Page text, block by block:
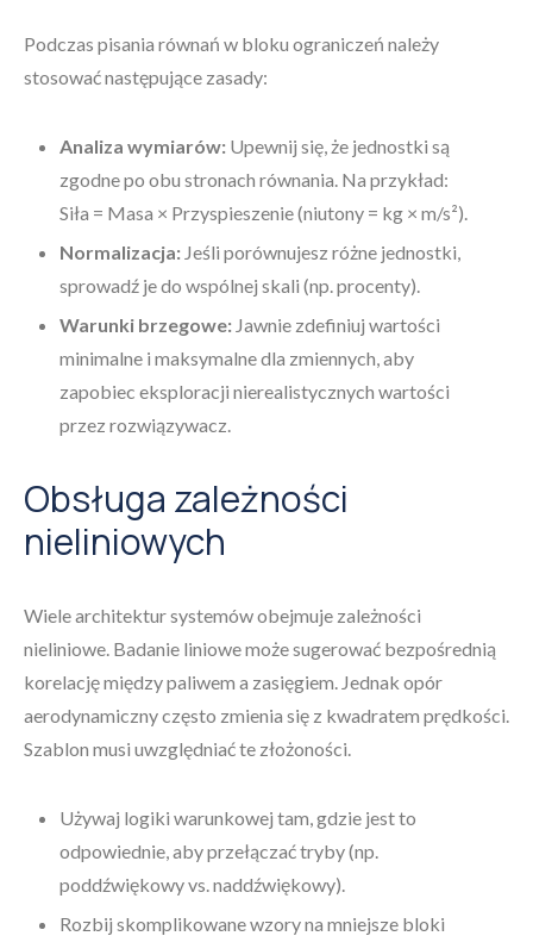
Podczas pisania równań w bloku ograniczeń należy
stosować następujące zasady:
Analiza wymiarów: Upewnij się, że jednostki są
zgodne po obu stronach równania. Na przykład:
Siła = Masa × Przyspieszenie (niutony = kg × m/s²).
Normalizacja: Jeśli porównujesz różne jednostki,
sprowadź je do wspólnej skali (np. procenty).
Warunki brzegowe: Jawnie zdefiniuj wartości
minimalne i maksymalne dla zmiennych, aby
zapobiec eksploracji nierealistycznych wartości
przez rozwiązywacz.
Obsługa zależności
nieliniowych
Wiele architektur systemów obejmuje zależności
nieliniowe. Badanie liniowe może sugerować bezpośrednią
korelację między paliwem a zasięgiem. Jednak opór
aerodynamiczny często zmienia się z kwadratem prędkości.
Szablon musi uwzględniać te złożoności.
Używaj logiki warunkowej tam, gdzie jest to
odpowiednie, aby przełączać tryby (np.
poddźwiękowy vs. naddźwiękowy).
Rozbij skomplikowane wzory na mniejsze bloki